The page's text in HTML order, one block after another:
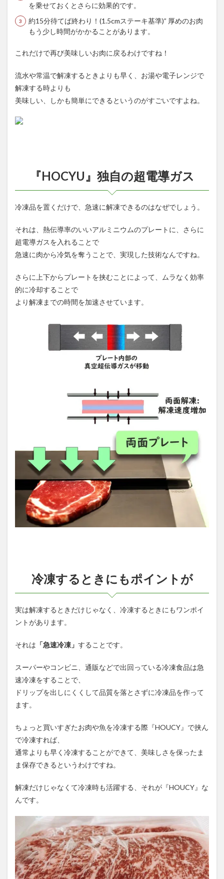
を乗せておくとさらに効果的です。
約15分待てば終わり！(1.5cmステーキ基準)” 厚めのお肉
もう少し時間がかかることがあります。
これだけで再び美味しいお肉に戻るわけですね！
流水や常温で解凍するときよりも早く、お湯や電子レンジで
解凍する時よりも
美味しい、しかも簡単にできるというのがすごいですよね。
『HOCYU』独自の超電導ガス
冷凍品を置くだけで、急速に解凍できるのはなぜでしょう。
それは、熱伝導率のいいアルミニウムのプレートに、さらに
超電導ガスを入れることで
急速に肉から冷気を奪うことで、実現した技術なんですね。
さらに上下からプレートを挟むことによって、ムラなく効率
的に冷却することで
より解凍までの時間を加速させています。
冷凍するときにもポイントが
実は解凍するときだけじゃなく、冷凍するときにもワンポイ
ントがあります。
それは 「急速冷凍」 することです。
スーパーやコンビニ、通販などで出回っている冷凍食品は急
速冷凍をすることで、
ドリップを出しにくくして品質を落とさずに冷凍品を作って
ます。
ちょっと買いすぎたお肉や魚を冷凍する際『HOUCY』で挟ん
で冷凍すれば、
通常よりも早く冷凍することができて、美味しさを保ったま
ま保存できるというわけですね。
解凍だけじゃなくて冷凍時も活躍する、それが『HOUCY』な
んです。